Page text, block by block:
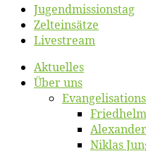
Jugend­mis­sions­tag
Zelt­ein­sät­ze
Live­stream
Ak­tu­el­les
Über uns
Ni­klas